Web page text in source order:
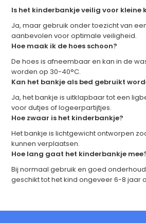
Is het kinderbankje veilig voor kleine
Ja, maar gebruik onder toezicht van
aanbevolen voor optimale veiligheid.
Hoe maak ik de hoes schoon?
De hoes is afneembaar en kan in de
worden op 30-40°C.
Kan het bankje als bed gebruikt
Ja, het bankje is uitklapbaar tot een
voor dutjes of logeerpartijtjes.
Hoe zwaar is het kinderbankje?
Het bankje is lichtgewicht ontworpen
kunnen verplaatsen.
Hoe lang gaat het kinderbankje
Bij normaal gebruik en goed
geschikt tot het kind ongeveer 6-8 jaar